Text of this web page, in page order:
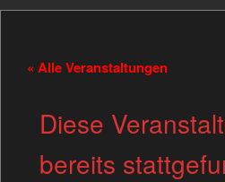
« Alle Veranstaltungen
Diese
bereits